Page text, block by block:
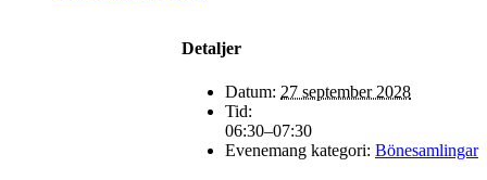
Detaljer
Datum: 27 september 2028
Tid:
06:30–07:30
Evenemang kategori: Bönesamlingar